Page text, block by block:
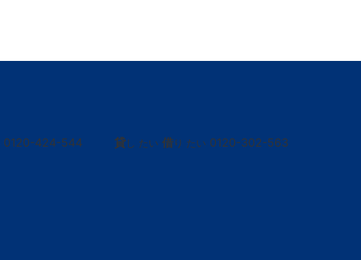
0120-424-544 貸し たい 借り たい 0120-302-563